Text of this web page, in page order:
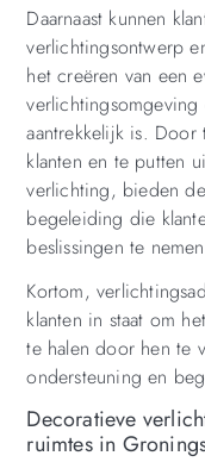
Daarnaast kunnen
verlichtingsontwerp
het creëren van een
aantrekkelijk is. Door
klanten en te putten
verlichting, bieden
begeleiding die
beslissingen te
Kortom,
klanten in staat om
te halen door hen te
ondersteuning en
Decoratieve
ruimtes in